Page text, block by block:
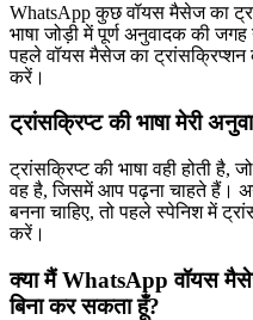
WhatsApp कुछ वॉयस मैसेज का
भाषा जोड़ी में पूर्ण अनुवादक की जगह
पहले वॉयस मैसेज का ट्रांसक्रिप्शन
करें।
ट्रांसक्रिप्ट की भाषा मेरी
ट्रांसक्रिप्ट की भाषा वही होती है,
वह है, जिसमें आप पढ़ना चाहते हैं।
बनना चाहिए, तो पहले स्पेनिश में
करें।
क्या मैं WhatsApp वॉयस
बिना कर सकता हूँ?